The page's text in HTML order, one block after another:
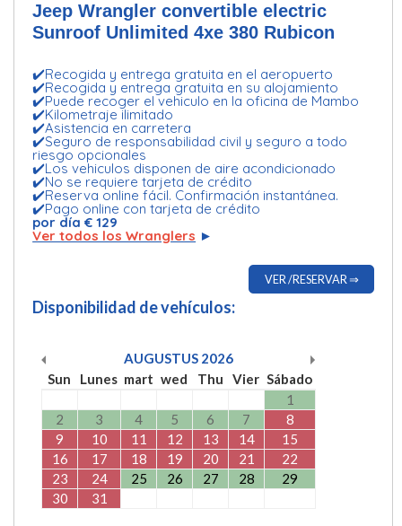
Jeep Wrangler convertible electric
Sunroof Unlimited 4xe 380 Rubicon
✔️Recogida y entrega gratuita en el aeropuerto
✔️Recogida y entrega gratuita en su alojamiento
✔️Puede recoger el vehiculo en la oficina de Mambo
✔️Kilometraje ilimitado
✔️Asistencia en carretera
✔️Seguro de responsabilidad civil y seguro a todo
riesgo opcionales
✔️Los vehiculos disponen de aire acondicionado
✔️No se requiere tarjeta de crédito
✔️Reserva online fácil. Confirmación instantánea.
✔️Pago online con tarjeta de crédito
por día € 129
Ver todos los Wranglers ►
VER /RESERVAR ⇒
Disponibilidad de vehículos:
AUGUSTUS 2026
Sun
Lunes mart wed Thu Vier Sábado
1
2
3 4 5 6 7
8
9
10 11 12 13 14
15
16
17 18 19 20 21
22
23
24 25 26 27 28
29
30
31